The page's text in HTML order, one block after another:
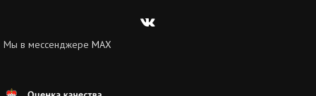
Вконтакте
Мы в мессенджере MAX